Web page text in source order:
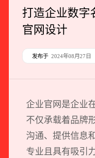
企业网站建设
数字产品研发
外贸独立站
打造企业数字
官网设计
发布于 2024年08月27日
企业官网是企业
不仅承载着品牌
沟通、提供信息
专业且具有吸引